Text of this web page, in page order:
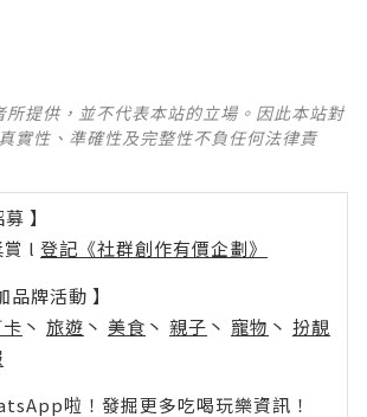
所提供，並不代表本站的立場。因此本站對
實性、準確性及完整性不負任何法律責
】
l 登記《社群創作有價企劃》
品牌活動 】
丶 旅遊 丶 美食 丶 親子 丶 寵物 丶 扮靚
啦！發掘更多吃喝玩樂資訊！